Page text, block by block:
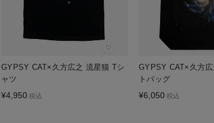
♡
GYPSY CAT×久方広之 流星猫 Tシ
ャツ
¥4,950 税込
GYPSY CAT×久方
トバッグ
¥6,050 税込